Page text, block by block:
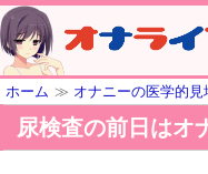
ホーム ≫ オナニーの医学的見
尿検査の前日はオ